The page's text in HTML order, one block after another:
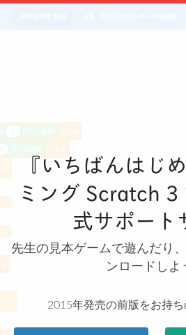
『いちばんはじ
ミング Scratch
式サポート
先生の見本ゲームで遊んだり
ンロードしよ
2015年発売の前版をお持ち